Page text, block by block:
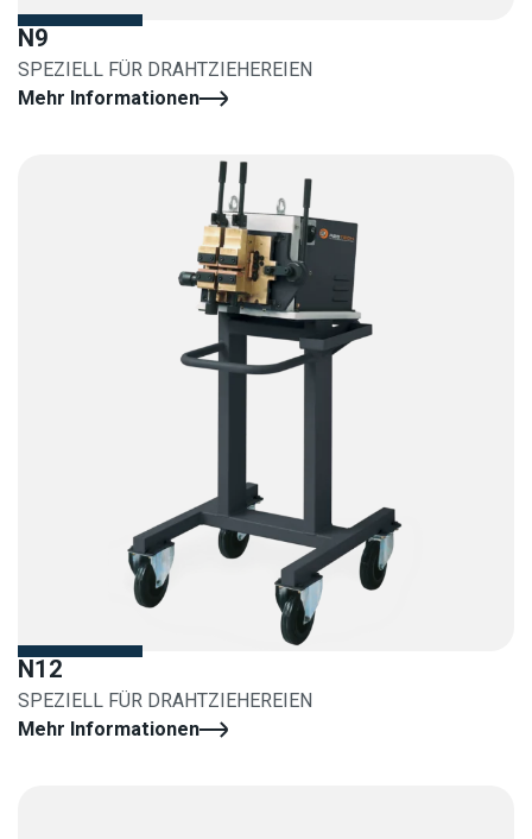
N9
SPEZIELL FÜR DRAHTZIEHEREIEN
Mehr Informationen
N12
SPEZIELL FÜR DRAHTZIEHEREIEN
Mehr Informationen